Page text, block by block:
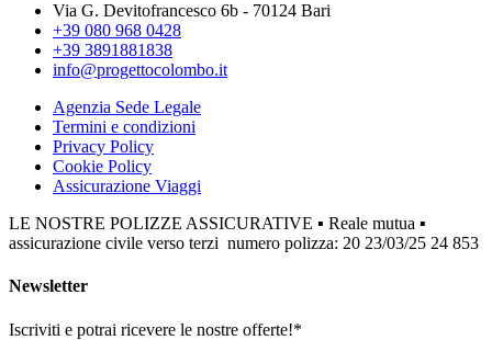
Via G. Devitofrancesco 6b - 70124 Bari
+39 080 968 0428
+39 3891881838
info@progettocolombo.it
Agenzia Sede Legale
Termini e condizioni
Privacy Policy
Cookie Policy
Assicurazione Viaggi
LE NOSTRE POLIZZE ASSICURATIVE ▪ Reale mutua ▪
assicurazione civile verso terzi numero polizza: 20 23/03/25 24 853
Newsletter
Iscriviti e potrai ricevere le nostre offerte!*